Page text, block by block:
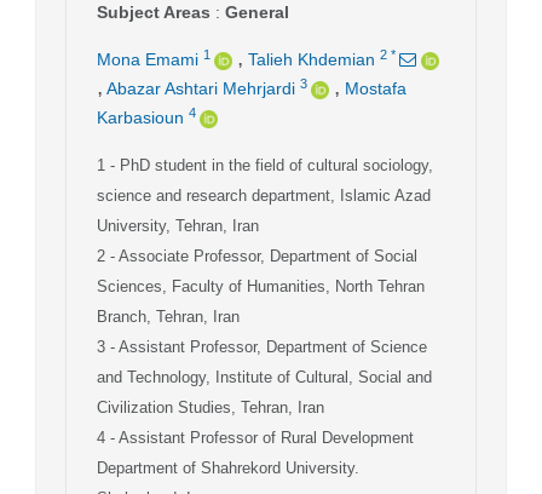
Subject Areas : General
Mona Emami 1 , Talieh Khdemian 2 *
, Abazar Ashtari Mehrjardi 3 , Mostafa
Karbasioun 4
1 - PhD student in the field of cultural sociology,
science and research department, Islamic Azad
University, Tehran, Iran
2 - Associate Professor, Department of Social
Sciences, Faculty of Humanities, North Tehran
Branch, Tehran, Iran
3 - Assistant Professor, Department of Science
and Technology, Institute of Cultural, Social and
Civilization Studies, Tehran, Iran
4 - Assistant Professor of Rural Development
Department of Shahrekord University.